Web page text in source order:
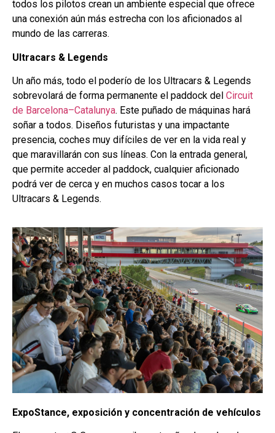
todos los pilotos crean un ambiente especial que ofrece
una conexión aún más estrecha con los aficionados al
mundo de las carreras.
Ultracars & Legends
Un año más, todo el poderío de los Ultracars & Legends
sobrevolará de forma permanente el paddock del Circuit
de Barcelona–Catalunya. Este puñado de máquinas hará
soñar a todos. Diseños futuristas y una impactante
presencia, coches muy difíciles de ver en la vida real y
que maravillarán con sus líneas. Con la entrada general,
que permite acceder al paddock, cualquier aficionado
podrá ver de cerca y en muchos casos tocar a los
Ultracars & Legends.
ExpoStance, exposición y concentración de vehículos